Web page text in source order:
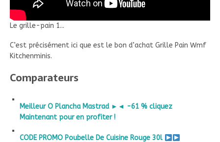
Le grille-pain 1...
C’est précisément ici que est le bon d’achat Grille Pain Wmf
Kitchenminis.
Comparateurs
Meilleur O Plancha Mastrad ►◄ -61 % cliquez
Maintenant pour en profiter !
CODE PROMO Poubelle De Cuisine Rouge 30l